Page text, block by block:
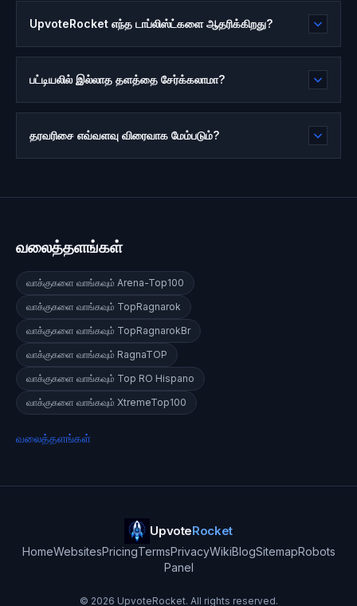
UpvoteRocket எந்த டாப்லிஸ்ட்களை ஆதரிக்கிறது?
பட்டியலில் இல்லாத தளத்தை சேர்க்கலாமா?
தரவரிசை எவ்வளவு விரைவாக மேம்படும்?
வலைத்தளங்கள்
வாக்குகளை வாங்கவும் Arena-Top100
வாக்குகளை வாங்கவும் TopRagnarok
வாக்குகளை வாங்கவும் TopRagnarokBr
வாக்குகளை வாங்கவும் RagnaTOP
வாக்குகளை வாங்கவும் Top RO Hispano
வாக்குகளை வாங்கவும் XtremeTop100
வலைத்தளங்கள்
UpvoteRocket
HomeWebsitesPricingTermsPrivacyWikiBlogSitemapRobots
Panel
© 2026 UpvoteRocket. All rights reserved.